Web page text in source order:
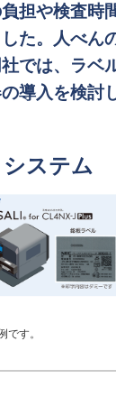
担や検査時
た。人べん
では、ラベ
導入を検討
ステム
です。